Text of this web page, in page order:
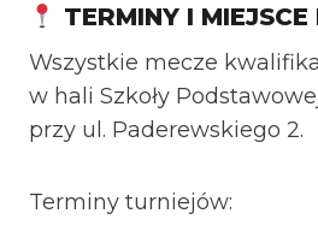
TERMINY I
Wszystkie mecze
w hali Szkoły
przy ul. Paderewskiego 2.
Terminy turniejów: